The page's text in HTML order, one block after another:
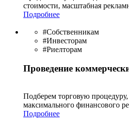
стоимости, масштабная
Подробнее
#Собственникам
#Инвесторам
#Риелторам
Проведение
Подберем торговую
максимального финансового
Подробнее